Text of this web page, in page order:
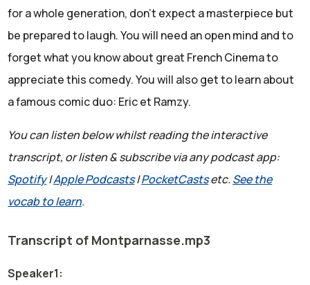
for a whole generation, don’t expect a masterpiece but
be prepared to laugh. You will need an open mind and to
forget what you know about great French Cinema to
appreciate this comedy. You will also get to learn about
a famous comic duo: Eric et Ramzy.
You can listen below whilst reading the interactive
transcript, or listen & subscribe via any podcast app:
Spotify|Apple Podcasts|PocketCastsetc.See the
vocab to learn.
Transcript of Montparnasse.mp3
Speaker1: